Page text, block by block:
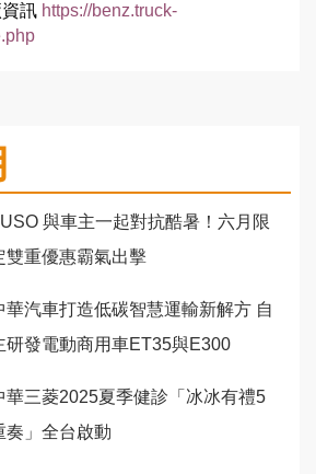
訊 https://benz.truck-
與車主一起對抗酷暑！六月限
雙重優惠霸氣出擊
華汽車打造低碳智慧運輸新解方 自
研發電動商用車ET35與E300
華三菱2025夏季健診「冰冰有禮5
奏」全台啟動